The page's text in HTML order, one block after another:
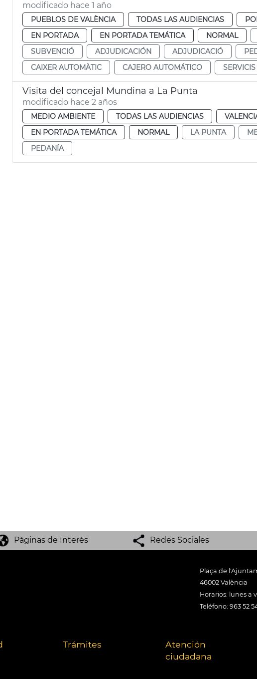
modificado hace 1 año
PUEBLOS DE VALÈNCIA TODAS LAS AUDIENCIAS
EN PORTADA
EN PORTADA TEMÁTICA NORMAL
SUBVENCIÓ
ADJUDICACIÓN ADJUDICACIÓ
CAIXER AUTOMÀTIC
CAJERO AUTOMÁTICO
Visita del concejal Mundina a La Punta
modificado hace 2 años
MEDIO AMBIENTE TODAS LAS AUDIENCIAS
EN PORTADA TEMÁTICA
NORMAL LA PUNTA
PEDANÍA
Páginas de Interés Redes Sociales
Plaça de
46002 València
Horarios: lunes a
Teléfono: 963 52
Trámites
Atención
ciudadana